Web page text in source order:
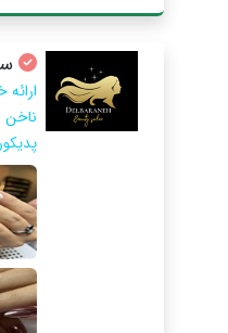
ناخن